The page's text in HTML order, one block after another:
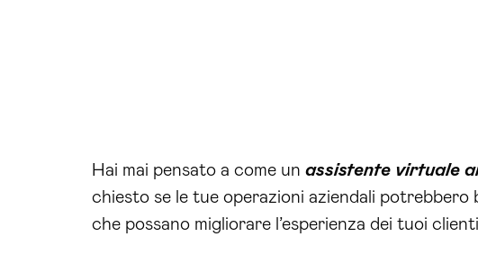
Hai mai pensato a come un assistente virtuale
chiesto se le tue operazioni aziendali potrebbero
che possano migliorare l’esperienza dei tuoi